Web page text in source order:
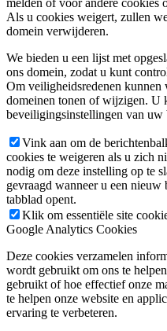
melden of voor andere cookies
Als u cookies weigert, zullen
domein verwijderen.
We bieden u een lijst met
ons domein, zodat u kunt
Om veiligheidsredenen kunnen
domeinen tonen of wijzigen. U
beveiligingsinstellingen van uw
Vink aan om de
cookies te weigeren als u zich
nodig om deze instelling op te
gevraagd wanneer u een
tabblad opent.
Klik om essentiële site
Google Analytics Cookies
Deze cookies verzamelen
wordt gebruikt om ons te
gebruikt of hoe effectief onze
te helpen onze website en
ervaring te verbeteren.